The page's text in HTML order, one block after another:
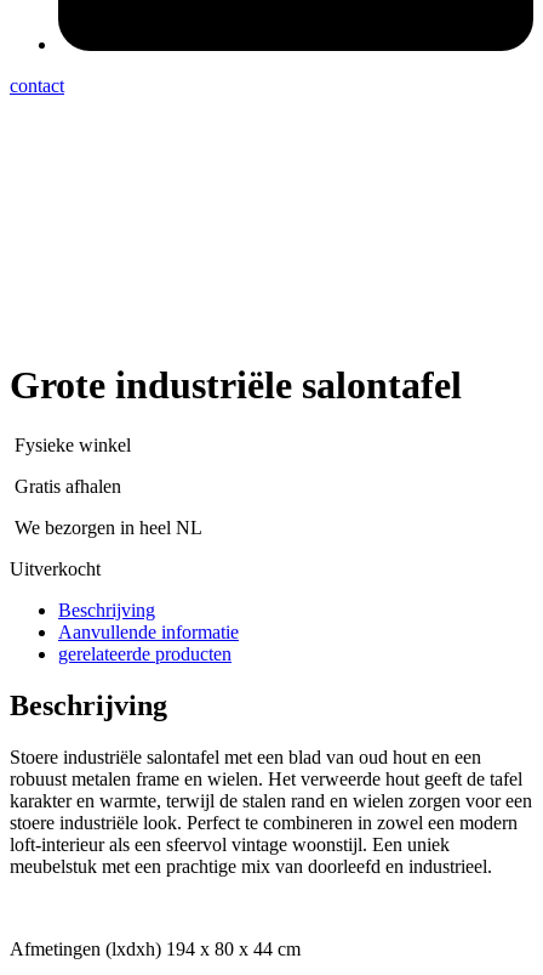
contact
Grote industriële salontafel
Fysieke winkel
Gratis afhalen
We bezorgen in heel NL
Uitverkocht
Beschrijving
Aanvullende informatie
gerelateerde producten
Beschrijving
Stoere industriële salontafel met een blad van oud hout en een
robuust metalen frame en wielen. Het verweerde hout geeft de tafel
karakter en warmte, terwijl de stalen rand en wielen zorgen voor een
stoere industriële look. Perfect te combineren in zowel een modern
loft-interieur als een sfeervol vintage woonstijl. Een uniek
meubelstuk met een prachtige mix van doorleefd en industrieel.
Afmetingen (lxdxh) 194 x 80 x 44 cm